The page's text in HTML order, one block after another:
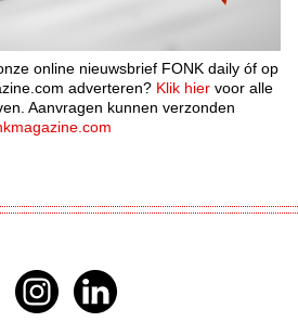
online nieuwsbrief FONK daily óf op
adverteren? Klik hier voor alle
Aanvragen kunnen verzonden